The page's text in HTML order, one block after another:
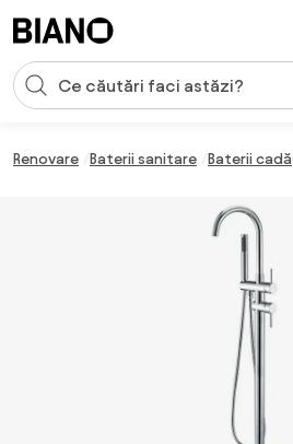
Introducerea căutării
Renovare Baterii sanitare Baterii cadă